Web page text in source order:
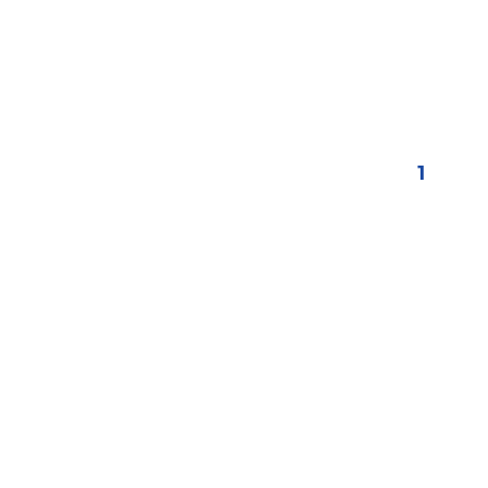
1